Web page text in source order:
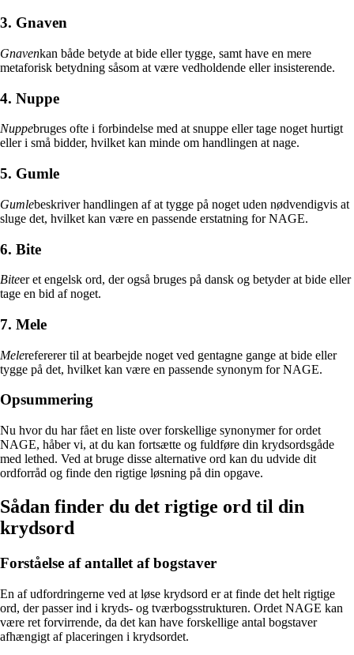
3. Gnaven
Gnavenkan både betyde at bide eller tygge, samt have en mere
metaforisk betydning såsom at være vedholdende eller insisterende.
4. Nuppe
Nuppebruges ofte i forbindelse med at snuppe eller tage noget hurtigt
eller i små bidder, hvilket kan minde om handlingen at nage.
5. Gumle
Gumlebeskriver handlingen af at tygge på noget uden nødvendigvis at
sluge det, hvilket kan være en passende erstatning for NAGE.
6. Bite
Biteer et engelsk ord, der også bruges på dansk og betyder at bide eller
tage en bid af noget.
7. Mele
Melerefererer til at bearbejde noget ved gentagne gange at bide eller
tygge på det, hvilket kan være en passende synonym for NAGE.
Opsummering
Nu hvor du har fået en liste over forskellige synonymer for ordet
NAGE, håber vi, at du kan fortsætte og fuldføre din krydsordsgåde
med lethed. Ved at bruge disse alternative ord kan du udvide dit
ordforråd og finde den rigtige løsning på din opgave.
Sådan finder du det rigtige ord til din
krydsord
Forståelse af antallet af bogstaver
En af udfordringerne ved at løse krydsord er at finde det helt rigtige
ord, der passer ind i kryds- og tværbogsstrukturen. Ordet NAGE kan
være ret forvirrende, da det kan have forskellige antal bogstaver
afhængigt af placeringen i krydsordet.